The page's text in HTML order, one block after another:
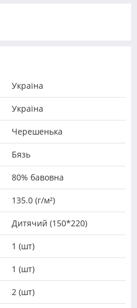
Україна
Україна
Черешенька
Бязь
80% бавовна
135.0 (г/м²)
Дитячий (150*220)
1 (шт)
1 (шт)
2 (шт)